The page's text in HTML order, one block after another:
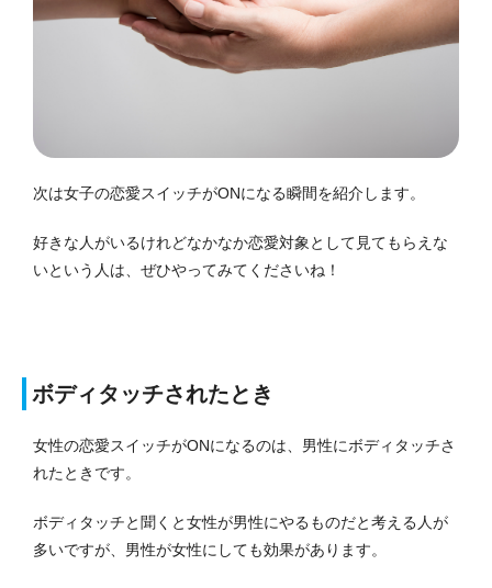
次は女子の恋愛スイッチがONになる瞬間を紹介します。
好きな人がいるけれどなかなか恋愛対象として見てもらえな
いという人は、ぜひやってみてくださいね！
ボディタッチされたとき
女性の恋愛スイッチがONになるのは、男性にボディタッチさ
れたときです。
ボディタッチと聞くと女性が男性にやるものだと考える人が
多いですが、男性が女性にしても効果があります。